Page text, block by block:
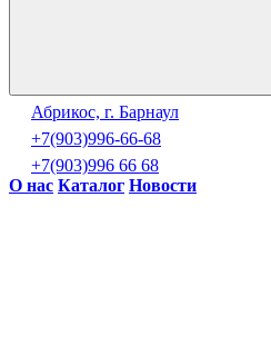
Абрикос, г. Барнаул
+7(903)996-66-68
+7(903)996 66 68
О нас Каталог Новости